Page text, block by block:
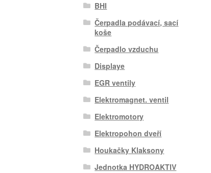
BHI
Čerpadla podávací, sací
koše
Čerpadlo vzduchu
Displaye
EGR ventily
Elektromagnet. ventil
Elektromotory
Elektropohon dveří
Houkačky Klaksony
Jednotka HYDROAKTIV